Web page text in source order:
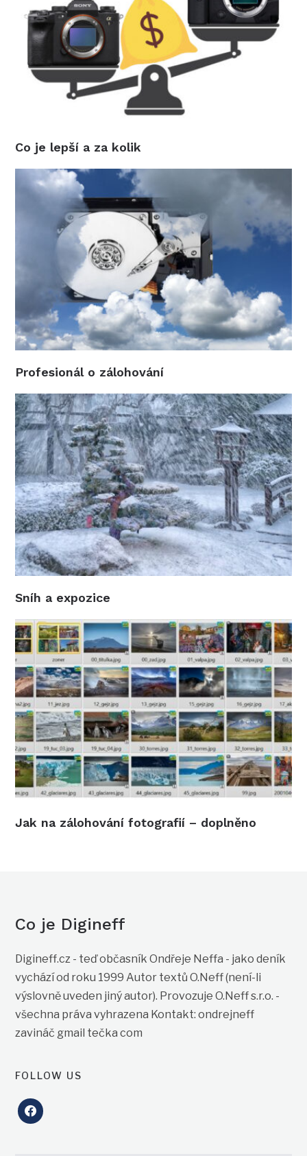
Co je lepší a za kolik
Profesionál o zálohování
Sníh a expozice
Jak na zálohování fotografií – doplněno
Co je Digineff
Digineff.cz - teď občasník Ondřeje Neffa - jako deník
vychází od roku 1999 Autor textů O.Neff (není-li
výslovně uveden jiný autor). Provozuje O.Neff s.r.o. -
všechna práva vyhrazena Kontakt: ondrejneff
zavináč gmail tečka com
FOLLOW US
facebook